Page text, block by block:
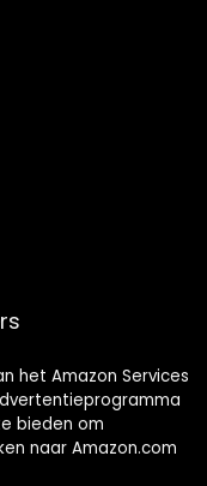
het Amazon Services
bieden om
naar Amazon.com